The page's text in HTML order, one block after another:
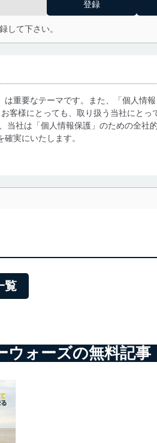
して下さい。
重要なテーマです。また、「個人情報
客様にとっても、取り扱う当社にとっ
当社は「個人情報保護」のための全社
実にいたします。
同意を得たうえで利用目的の達成に
より、個人情報データベース等を取り
覧
ウォーズの無料記事